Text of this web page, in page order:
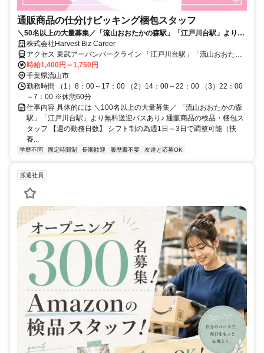
通販商品の仕分けピッキング梱包スタッフ
＼50名以上の大量募集／「流山おおたかの森駅」「江戸川台駅」より無
料送迎バスあり♪♪通販商品の検品・ピッキング・梱包スタッフ【週の勤
務日数】シフト制の為調整可能【主な業務内容】通販商品を扱う大型物
流倉庫にて、検品・ピッキング・梱包・仕分けなどの軽作業をお願いし
ます◎
株式会社Harvest Biz Career
アクセス 東武アーバンパークライン 「江戸川台駅」「流山おおたか
の森駅」より無料送迎バスあり 「江戸川台駅」「運河駅」より自転
車10分、徒歩28分 ※バイク・自転車通勤可 ※派遣求人のため地図情
報は市役所などの位置になっております。ご了承ください。
時給1,400円～1,750円
千葉県流山市
勤務時間 （1）8：00～17：00 （2）14：00～22：00 （3）22：00
～7：00 ※休憩60分
仕事内容 具体的には ＼100名以上の大量募集／ 「流山おおたかの森
駅」「江戸川台駅」より無料送迎バスあり♪ 通販商品の検品・梱包ス
タッフ 【週の勤務日数】 シフト制の為週1日～3日で調整可能（扶
養...
学歴不問 固定時間制 長期歓迎 履歴書不要 友達と応募OK
派遣社員